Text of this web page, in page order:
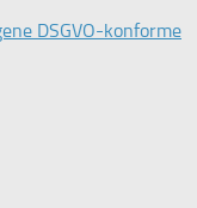
DSGVO-konforme